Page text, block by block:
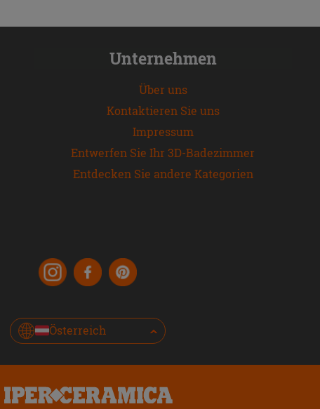
Unternehmen
Über uns
Kontaktieren Sie uns
Impressum
Entwerfen Sie Ihr 3D-Badezimmer
Entdecken Sie andere Kategorien
Österreich